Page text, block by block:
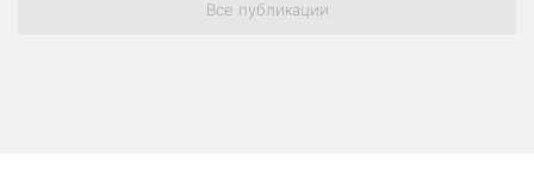
логистика
Все публикации